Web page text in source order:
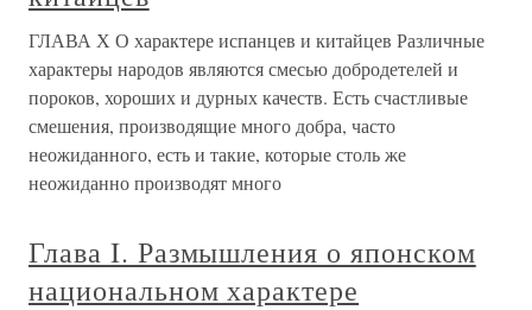
ГЛАВА Х О характере испанцев и китайцев Различные
характеры народов являются смесью добродетелей и
пороков, хороших и дурных качеств. Есть счастливые
смешения, производящие много добра, часто
неожиданного, есть и такие, которые столь же
неожиданно производят много
Глава I. Размышления о японском
национальном характере